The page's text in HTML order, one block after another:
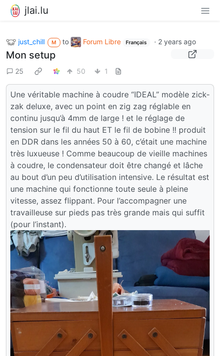
jlai.lu
just_chill M to Forum Libre Français · 2 years ago
Mon setup
25 50 1
Une véritable machine à coudre “IDEAL” modèle zick-
zak deluxe, avec un point en zig zag réglable en
continu jusqu’à 4mm de large ! et le réglage de
tension sur le fil du haut ET le fil de bobine !! produit
en DDR dans les années 50 à 60, c’était une machine
très luxueuse ! Comme beaucoup de vieille machines
à coudre, le condensateur doit être changé et lâche
au bout d’un peu d’utilisation intensive. Le résultat est
une machine qui fonctionne toute seule à pleine
vitesse, assez flippant. Pour l’accompagner une
travailleuse sur pieds pas très grande mais qui suffit
(pour l’instant).